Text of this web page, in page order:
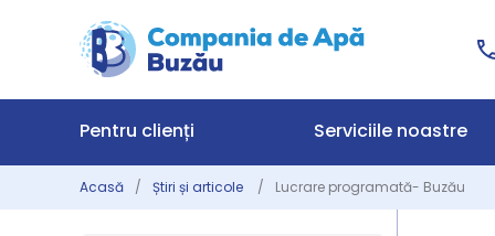
Pentru clienți Serviciile noastre
Acasă Știri și articole Lucrare programată- Buzău